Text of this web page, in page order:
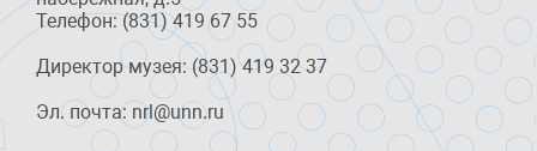
Телефон: (831) 419 67 55
Директор музея: (831) 419 32 37
Эл. почта: nrl@unn.ru